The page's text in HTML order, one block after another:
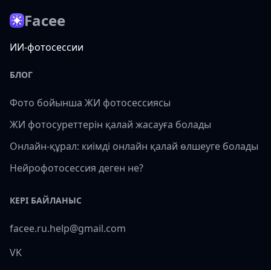
Facee
ИИ-фотосессии
БЛОГ
Фото бойынша ЖИ фотосессиясы
ЖИ фотосуреттерін қалай жасауға болады
Онлайн-құрал: киімді онлайн қалай өлшеуге болады
Нейрофотосессия деген не?
КЕРІ БАЙЛАНЫС
facee.ru.help@gmail.com
VK